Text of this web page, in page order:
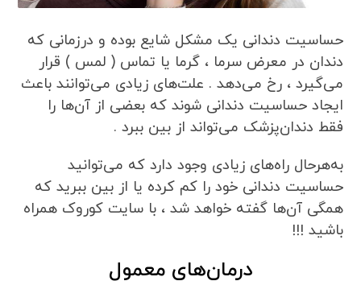
حساسیت دندانی یک مشکل شایع بوده و درزمانی که
دندان در معرض سرما ، گرما یا تماس ( لمس ) قرار
می‌گیرد ، رخ می‌دهد . علت‌های زیادی می‌توانند باعث
ایجاد حساسیت دندانی شوند که بعضی از آن‌ها را
فقط دندان‌پزشک می‌تواند از بین ببرد .
به‌هرحال راه‌های زیادی وجود دارد که می‌توانید
حساسیت دندانی خود را کم کرده یا از بین ببرید که
همگی آن‌ها گفته خواهد شد ، با سایت کوروک همراه
باشید !!!
درمان‌های معمول